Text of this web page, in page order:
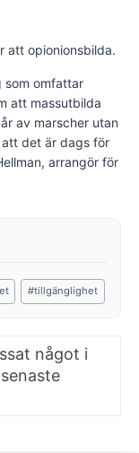
att opionionsbilda.
som omfattar
att massutbilda
av marscher utan
det är dags för
arrangör för
#tillgänglighet
något i